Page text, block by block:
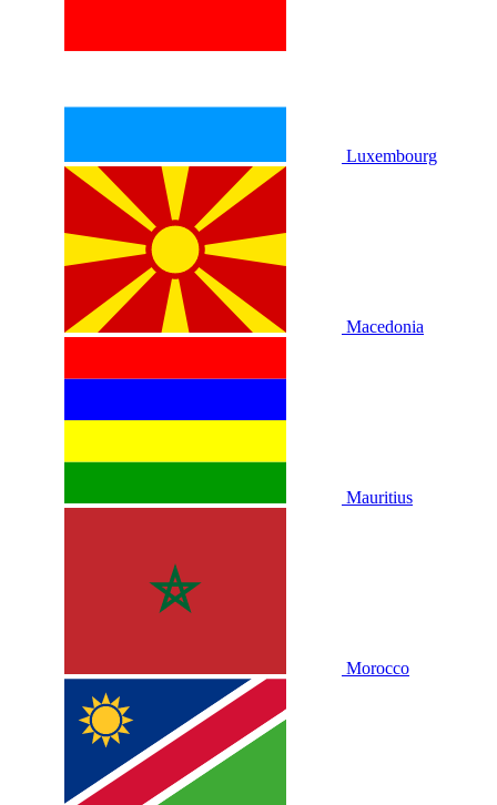
Luxembourg
Macedonia
Mauritius
Morocco